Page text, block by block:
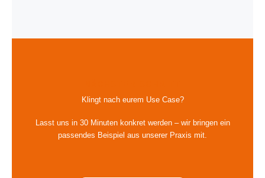
Klingt nach eurem Use Case?
Lasst uns in 30 Minuten konkret werden – wir bringen ein
passendes Beispiel aus unserer Praxis mit.